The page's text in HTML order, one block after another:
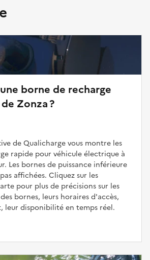
borne de recharge
Zonza ?
de Qualicharge vous montre les
rapide pour véhicule électrique à
Les bornes de puissance inférieure
affichées. Cliquez sur les
pour plus de précisions sur les
bornes, leurs horaires d'accès,
leur disponibilité en temps réel.